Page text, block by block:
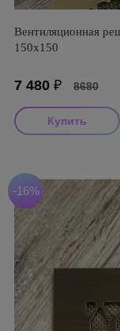
Вентиляционная
150х150
7 480 ₽ 8680
-16%